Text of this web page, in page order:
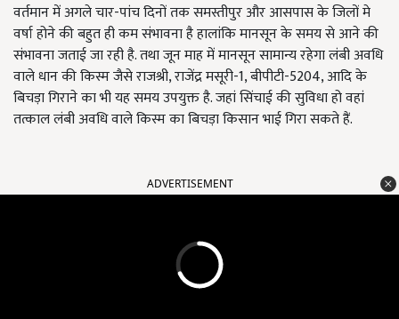
वर्तमान में अगले चार-पांच दिनों तक समस्तीपुर और आसपास के जिलों मे
वर्षा होने की बहुत ही कम संभावना है हालांकि मानसून के समय से आने की
संभावना जताई जा रही है. तथा जून माह में मानसून सामान्य रहेगा लंबी अवधि
वाले धान की किस्म जैसे राजश्री, राजेंद्र मसूरी-1, बीपीटी-5204, आदि के
बिचड़ा गिराने का भी यह समय उपयुक्त है. जहां सिंचाई की सुविधा हो वहां
तत्काल लंबी अवधि वाले किस्म का बिचड़ा किसान भाई गिरा सकते हैं.
ADVERTISEMENT